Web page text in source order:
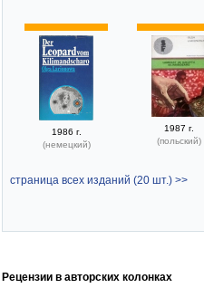
1986 г.
(немецкий)
1987 г.
(польский)
страница всех изданий (20 шт.) >>
Рецензии в авторских колонках